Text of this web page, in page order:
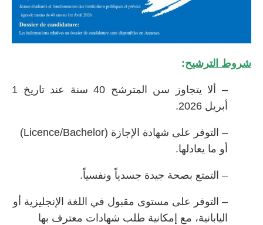
شروط الترشيح:
– ألا يتجاوز سن المترشح 40 سنة عند تاريخ 1
أبريل 2026.
– التوفر على شهادة الإجازة (Licence/Bachelor)
أو ما يعادلها.
– التمتع بصحة جيدة جسدياً ونفسياً.
– التوفر على مستوى مقبول في اللغة الإنجليزية أو
اليابانية، مع إمكانية طلب شهادات معترف بها